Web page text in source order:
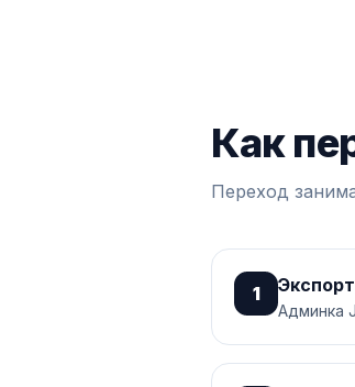
Как
Переход
1
Админка